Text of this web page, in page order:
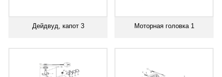
Дейдвуд, капот 3 Моторная головка 1